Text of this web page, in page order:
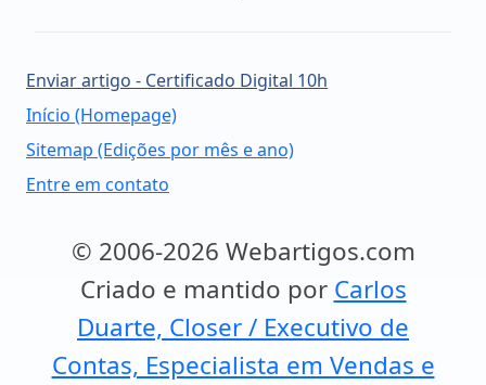
Enviar artigo - Certificado Digital 10h
Início (Homepage)
Sitemap (Edições por mês e ano)
Entre em contato
© 2006-2026 Webartigos.com
Criado e mantido por Carlos
Duarte, Closer / Executivo de
Contas, Especialista em Vendas e